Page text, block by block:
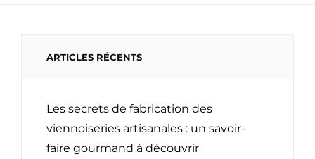
ARTICLES RÉCENTS
Les secrets de fabrication des
viennoiseries artisanales : un savoir-
faire gourmand à découvrir